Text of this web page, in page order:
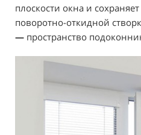
плоскости окна и
поворотно-откидной
— пространство